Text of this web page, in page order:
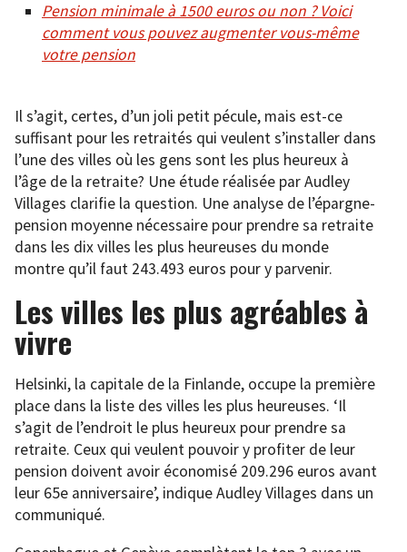
Pension minimale à 1500 euros ou non ? Voici
comment vous pouvez augmenter vous-même
votre pension
Il s’agit, certes, d’un joli petit pécule, mais est-ce
suffisant pour les retraités qui veulent s’installer dans
l’une des villes où les gens sont les plus heureux à
l’âge de la retraite? Une étude réalisée par Audley
Villages clarifie la question. Une analyse de l’épargne-
pension moyenne nécessaire pour prendre sa retraite
dans les dix villes les plus heureuses du monde
montre qu’il faut 243.493 euros pour y parvenir.
Les villes les plus agréables à
vivre
Helsinki, la capitale de la Finlande, occupe la première
place dans la liste des villes les plus heureuses. ‘Il
s’agit de l’endroit le plus heureux pour prendre sa
retraite. Ceux qui veulent pouvoir y profiter de leur
pension doivent avoir économisé 209.296 euros avant
leur 65e anniversaire’, indique Audley Villages dans un
communiqué.